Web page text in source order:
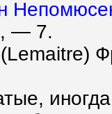
— 7.
(Lemaitre)